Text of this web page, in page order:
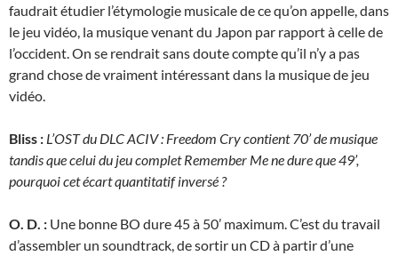
faudrait étudier l’étymologie musicale de ce qu’on appelle, dans
le jeu vidéo, la musique venant du Japon par rapport à celle de
l’occident. On se rendrait sans doute compte qu’il n’y a pas
grand chose de vraiment intéressant dans la musique de jeu
vidéo.
Bliss : L’OST du DLC ACIV : Freedom Cry contient 70’ de musique
tandis que celui du jeu complet Remember Me ne dure que 49’,
pourquoi cet écart quantitatif inversé ?
O. D. : Une bonne BO dure 45 à 50’ maximum. C’est du travail
d’assembler un soundtrack, de sortir un CD à partir d’une